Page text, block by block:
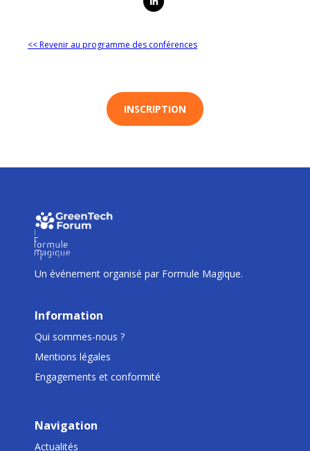
<< Revenir au programme des conférences
INSCRIPTION
II
Un événement organisé par Formule Magique.
Information
Qui sommes-nous ?
Mentions légales
Engagements et conformité
Navigation
Actualités